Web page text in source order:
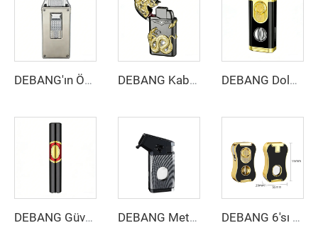
DEBANG'ın Özel Logo Çift Brülörlü Çakmağı DEBANG Kabartma Medusa Çakmak Metal Çift Ateşli Rüzgar Korumalı Açılabilir Alev Dönüştürülebilir DEBANG Doldurulabilir Üçlü Alev Meşale Çakmak | Özel Logo Hediye Seti
DEBANG Güvenli Ateşleme El Seti - Hafif Taşınabilir Çakmak, Yüksek Dayanıklılıkta Kesici ve İğne Seti DEBANG Metal Mutfak Isıtma Aleti DEBANG 6'sı 1 Arada Çok Fonksiyonlu Mutfak Aleti